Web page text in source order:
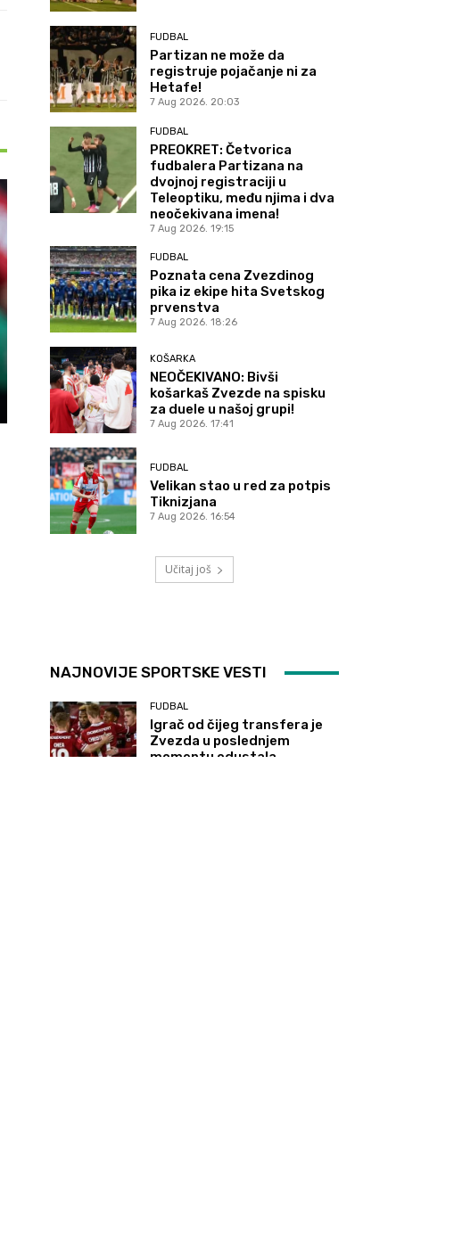
FUDBAL
Partizan ne može da
registruje pojačanje ni za
Hetafe!
7 Aug 2026. 20:03
FUDBAL
PREOKRET: Četvorica
fudbalera Partizana na
dvojnoj registraciji u
Teleoptiku, među njima i dva
neočekivana imena!
7 Aug 2026. 19:15
FUDBAL
Poznata cena Zvezdinog
pika iz ekipe hita Svetskog
prvenstva
7 Aug 2026. 18:26
KOŠARKA
NEOČEKIVANO: Bivši
košarkaš Zvezde na spisku
za duele u našoj grupi!
7 Aug 2026. 17:41
FUDBAL
Velikan stao u red za potpis
Tiknizjana
7 Aug 2026. 16:54
Učitaj još